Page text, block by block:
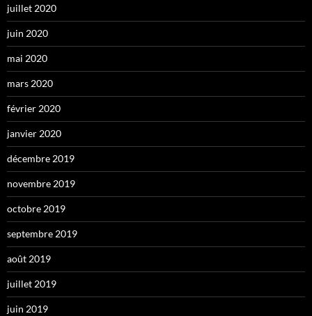
juillet 2020
juin 2020
mai 2020
mars 2020
février 2020
janvier 2020
décembre 2019
novembre 2019
octobre 2019
septembre 2019
août 2019
juillet 2019
juin 2019